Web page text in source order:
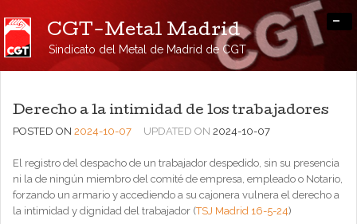
CGT-Metal Madrid
Sindicato del Metal de Madrid de CGT
-
Derecho a la intimidad de los trabajadores
POSTED ON 2024-10-07 UPDATED ON 2024-10-07
El registro del despacho de un trabajador despedido, sin su presencia
ni la de ningún miembro del comité de empresa, empleado o Notario,
forzando un armario y accediendo a su cajonera vulnera el derecho a
la intimidad y dignidad del trabajador (TSJ Madrid 16-5-24)